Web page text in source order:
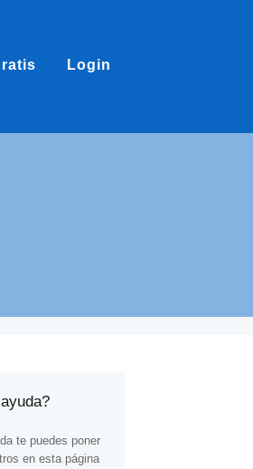
Login
te puedes poner
en esta página